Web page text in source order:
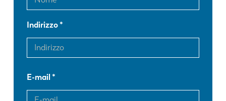
Indirizzo
E-mail